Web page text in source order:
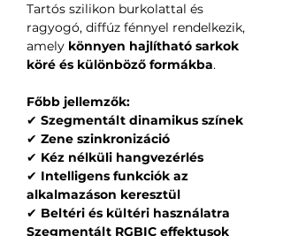
Tartós szilikon burkolattal és
ragyogó, diffúz fénnyel rendelkezik,
amely könnyen hajlítható sarkok
köré és különböző formákba.
Főbb jellemzők:
✔ Szegmentált dinamikus színek
✔ Zene szinkronizáció
✔ Kéz nélküli hangvezérlés
✔ Intelligens funkciók az
alkalmazáson keresztül
✔ Beltéri és kültéri használatra
Szegmentált RGBIC effektusok